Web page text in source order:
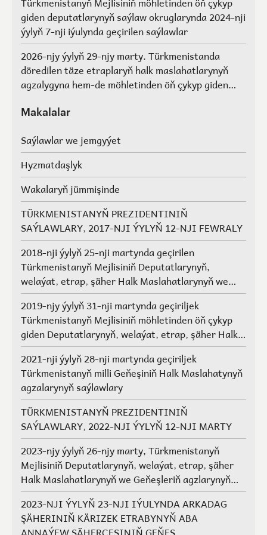
giden deputatlarynyň saýlaw okruglarynda 2024-nji
ýylyň 7-nji iýulynda geçirilen saýlawlar
2026-njy ýylyň 29-njy marty. Türkmenistanda
döredilen täze etraplaryň halk maslahatlarynyň
agzalygyna hem-de möhletinden öň çykyp giden
maslahatlarynyň we Geňeşleriň agzalarynyň ýerine
Makalalar
Saýlawlar we jemgyýet
Hyzmatdaşlyk
Wakalaryň jümmişinde
TÜRKMENISTANYŇ PREZIDENTINIŇ
SAÝLAWLARY, 2017-NJI ÝYLYŇ 12-NJI FEWRALY
2018-nji ýylyň 25-nji martynda geçirilen
Türkmenistanyň Mejlisiniň Deputatlarynyň,
welaýat, etrap, şäher Halk Maslahatlarynyň we
Geňeşleriň agzalarynyň saýlawlary.
2019-njy ýylyň 31-nji martynda geçiriljek
Türkmenistanyň Mejlisiniň möhletinden öň çykyp
giden Deputatlarynyň, welaýat, etrap, şäher Halk
Maslahatlarynyň we Geňeşleriň agzalarynyň ýerine
saýlawlar
2021-nji ýylyň 28-nji martynda geçiriljek
Türkmenistanyň milli Geňeşiniň Halk Maslahatynyň
agzalarynyň saýlawlary
TÜRKMENISTANYŇ PREZIDENTINIŇ
SAÝLAWLARY, 2022-NJI ÝYLYŇ 12-NJI MARTY
2023-njy ýylyň 26-njy marty, Türkmenistanyň
Mejlisiniň Deputatlarynyň, welaýat, etrap, şäher
Halk Maslahatlarynyň we Geňeşleriň agzlarynyň
saýlawlary
2023-NJI ÝYLYŇ 23-NJI IÝULYNDA ARKADAG
ŞÄHERINIŇ KÄRIZEK ETRABYNYŇ ABA